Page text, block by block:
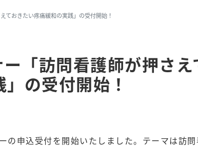
ておきたい疼痛緩和の実践」の受付開始！
「訪問看護師が押さえ
の受付開始！
申込受付を開始いたしました。テーマは訪